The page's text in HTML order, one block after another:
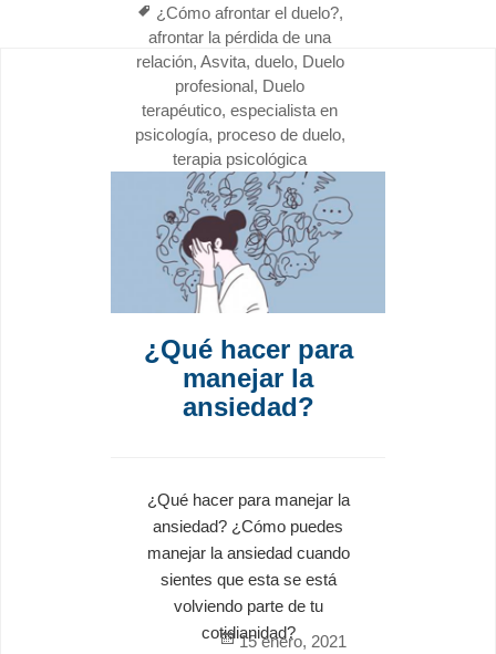
Tags
¿Cómo afrontar el duelo?,
afrontar la pérdida de una
relación, Asvita, duelo, Duelo
profesional, Duelo
terapéutico, especialista en
psicología, proceso de duelo,
terapia psicológica
¿Qué hacer para
manejar la
ansiedad?
¿Qué hacer para manejar la
ansiedad? ¿Cómo puedes
manejar la ansiedad cuando
sientes que esta se está
volviendo parte de tu
cotidianidad?
Posted
15 enero, 2021